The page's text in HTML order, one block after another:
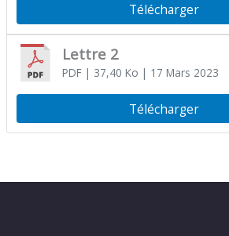
Télécharger
Lettre 2
PDF| 37,40 Ko | 17 Mars 2023
Télécharger